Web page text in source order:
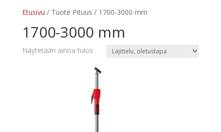
Etusivu / Tuote Pituus / 1700-3000 mm
1700-3000 mm
Näytetään ainoa tulos